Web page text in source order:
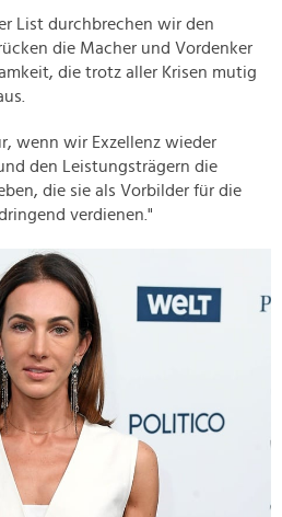
List durchbrechen wir den
die Macher und Vordenker
die trotz aller Krisen mutig
wenn wir Exzellenz wieder
den Leistungsträgern die
die sie als Vorbilder für die
verdienen."